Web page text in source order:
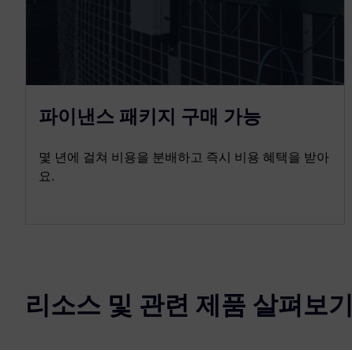
파이낸스 패키지 구매 가능
몇 년에 걸쳐 비용을 분배하고 즉시 비용 혜택을 받아
요.
리소스 및 관련 제품 살펴보기